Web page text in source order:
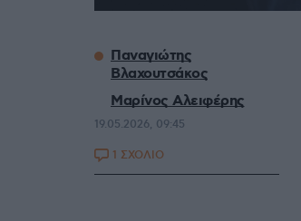
Παναγιώτης
Βλαχουτσάκος
Μαρίνος Αλειφέρης
19.05.2026, 09:45
1 ΣΧΟΛΙΟ